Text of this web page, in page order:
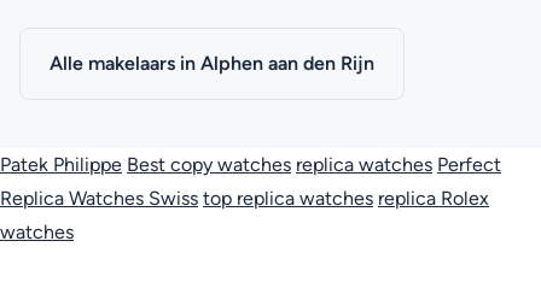
Alle makelaars in Alphen aan den Rijn
Patek Philippe Best copy watches replica watches Perfect
Replica Watches Swiss top replica watches replica Rolex
watches